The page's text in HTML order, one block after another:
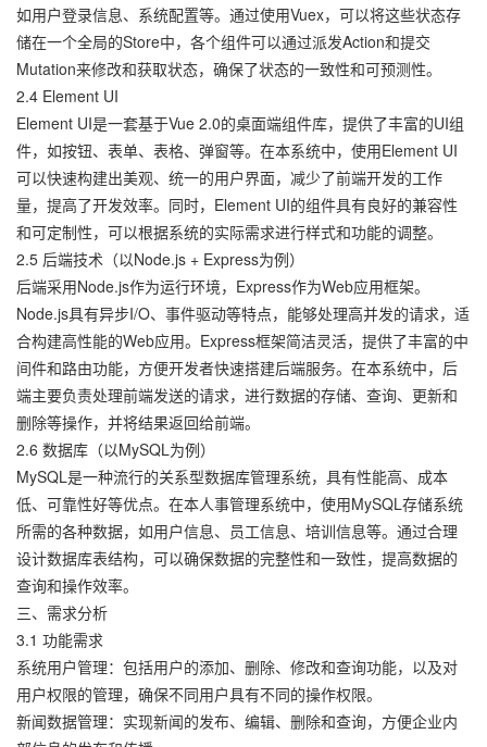
如用户登录信息、系统配置等。通过使用Vuex，可以将这些状态存
储在一个全局的Store中，各个组件可以通过派发Action和提交
Mutation来修改和获取状态，确保了状态的一致性和可预测性。
2.4 Element UI
Element UI是一套基于Vue 2.0的桌面端组件库，提供了丰富的UI组
件，如按钮、表单、表格、弹窗等。在本系统中，使用Element UI
可以快速构建出美观、统一的用户界面，减少了前端开发的工作
量，提高了开发效率。同时，Element UI的组件具有良好的兼容性
和可定制性，可以根据系统的实际需求进行样式和功能的调整。
2.5 后端技术（以Node.js + Express为例）
后端采用Node.js作为运行环境，Express作为Web应用框架。
Node.js具有异步I/O、事件驱动等特点，能够处理高并发的请求，适
合构建高性能的Web应用。Express框架简洁灵活，提供了丰富的中
间件和路由功能，方便开发者快速搭建后端服务。在本系统中，后
端主要负责处理前端发送的请求，进行数据的存储、查询、更新和
删除等操作，并将结果返回给前端。
2.6 数据库（以MySQL为例）
MySQL是一种流行的关系型数据库管理系统，具有性能高、成本
低、可靠性好等优点。在本人事管理系统中，使用MySQL存储系统
所需的各种数据，如用户信息、员工信息、培训信息等。通过合理
设计数据库表结构，可以确保数据的完整性和一致性，提高数据的
查询和操作效率。
三、需求分析
3.1 功能需求
系统用户管理：包括用户的添加、删除、修改和查询功能，以及对
用户权限的管理，确保不同用户具有不同的操作权限。
新闻数据管理：实现新闻的发布、编辑、删除和查询，方便企业内